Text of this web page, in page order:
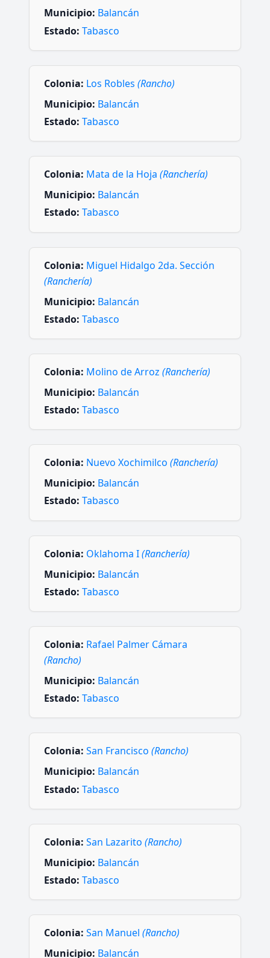
Municipio: Balancán
Estado: Tabasco
Colonia: Los Robles (Rancho)
Municipio: Balancán
Estado: Tabasco
Colonia: Mata de la Hoja (Ranchería)
Municipio: Balancán
Estado: Tabasco
Colonia: Miguel Hidalgo 2da. Sección
(Ranchería)
Municipio: Balancán
Estado: Tabasco
Colonia: Molino de Arroz (Ranchería)
Municipio: Balancán
Estado: Tabasco
Colonia: Nuevo Xochimilco (Ranchería)
Municipio: Balancán
Estado: Tabasco
Colonia: Oklahoma I(Ranchería)
Municipio: Balancán
Estado: Tabasco
Colonia: Rafael Palmer Cámara
(Rancho)
Municipio: Balancán
Estado: Tabasco
Colonia: San Francisco (Rancho)
Municipio: Balancán
Estado: Tabasco
Colonia: San Lazarito (Rancho)
Municipio: Balancán
Estado: Tabasco
Colonia: San Manuel (Rancho)
Municipio: Balancán